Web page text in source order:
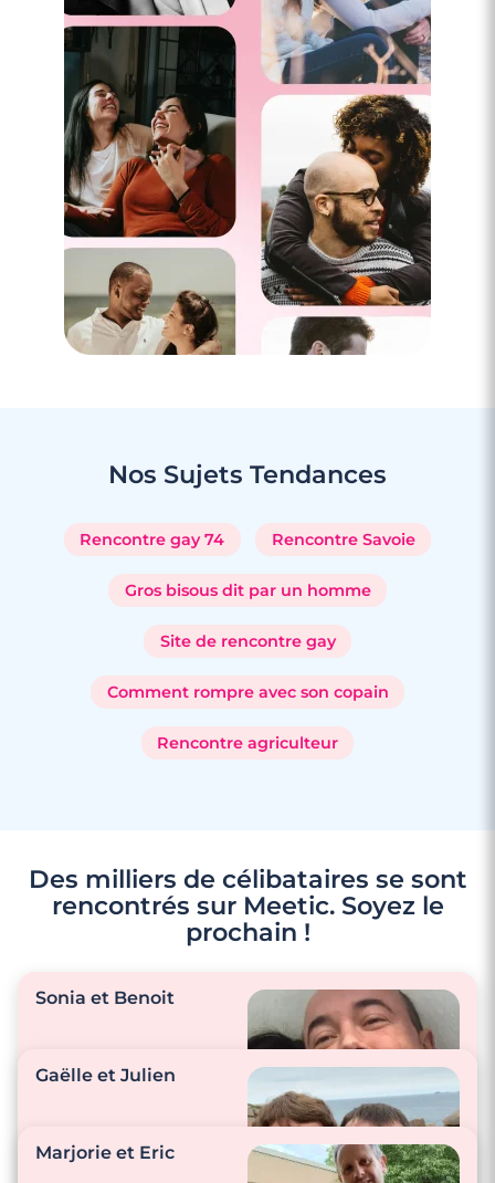
Nos Sujets Tendances
Rencontre gay 74 Rencontre Savoie
Gros bisous dit par un homme
Site de rencontre gay
Comment rompre avec son copain
Rencontre agriculteur
Des milliers de célibataires se sont
rencontrés sur Meetic. Soyez le
prochain !
Sonia et Benoit
moi, pour me
soutenir. Il est
Gaëlle et Julien
Marjorie et Eric